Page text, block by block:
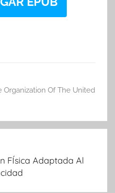
Of The United
FÍsica Adaptada Al